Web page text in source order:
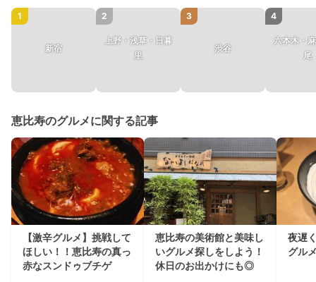
1
新宿
2
上野・浅草・日暮
里
3
渋谷
4
六本木・
尾
恵比寿のグルメに関する記事
【激辛グルメ】挑戦して
ほしい！！恵比寿の真っ
赤なスンドゥブチゲ
恵比寿の美術館と美味し
いグルメ探しをしよう！
休日のお出かけにも◎
夜遅
グル